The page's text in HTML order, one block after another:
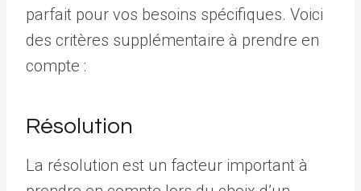
parfait pour vos besoins spécifiques. Voici
des critères supplémentaire à prendre en
compte :
Résolution
La résolution est un facteur important à